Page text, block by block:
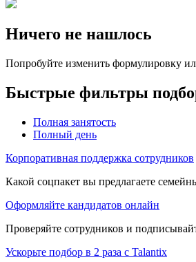
Ничего не нашлось
Попробуйте изменить формулировку
Быстрые фильтры
Полная занятость
Полный день
Корпоративная поддержка сотрудников
Какой соцпакет вы предлагаете
Оформляйте кандидатов онлайн
Проверяйте сотрудников и
Ускорьте подбор в 2 раза с Talantix